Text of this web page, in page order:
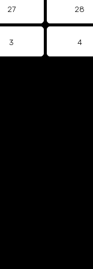
27 28
3 4